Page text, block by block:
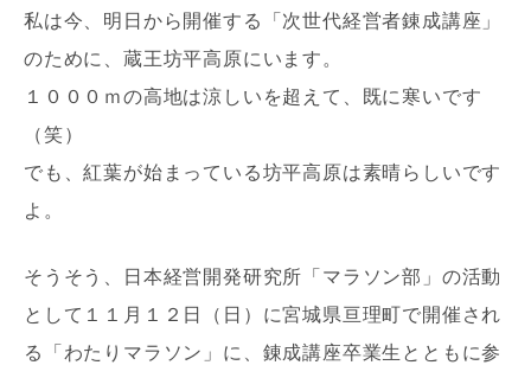
私は今、明日から開催する「次世代経営者錬成講座」
のために、蔵王坊平高原にいます。
１０００ｍの高地は涼しいを超えて、既に寒いです
（笑）
でも、紅葉が始まっている坊平高原は素晴らしいです
よ。
そうそう、日本経営開発研究所「マラソン部」の活動
として１１月１２日（日）に宮城県亘理町で開催され
る「わたりマラソン」に、錬成講座卒業生とともに参